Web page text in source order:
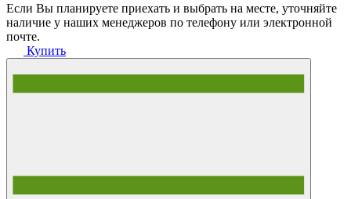
Если Вы планируете приехать и выбрать на месте, уточняйте
наличие у наших менеджеров по телефону или электронной
почте.
Купить